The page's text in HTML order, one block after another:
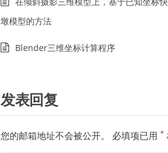
墩模型的方法
Blender三维坐标计算程序
发表回复
您的邮箱地址不会被公开。 必填项已用 *